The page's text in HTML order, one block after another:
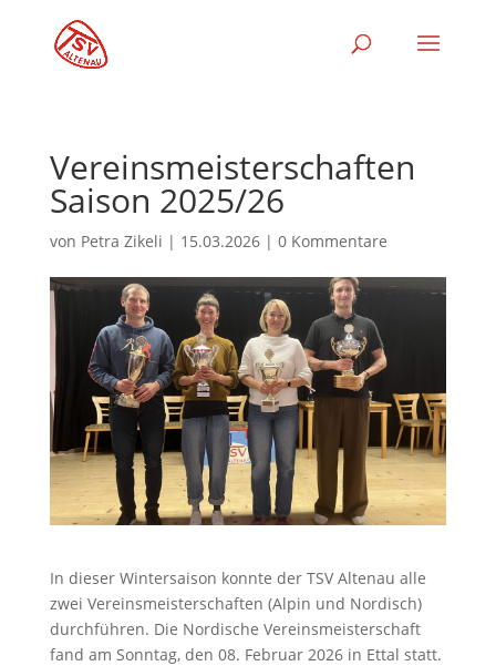
Vereinsmeisterschaften
Saison 2025/26
von Petra Zikeli | 15.03.2026| 0 Kommentare
In dieser Wintersaison konnte der TSV Altenau alle
zwei Vereinsmeisterschaften (Alpin und Nordisch)
durchführen. Die Nordische Vereinsmeisterschaft
fand am Sonntag, den 08. Februar 2026 in Ettal statt.